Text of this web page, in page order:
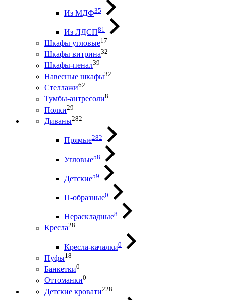
Из МДФ35
Из ЛДСП81
Шкафы угловые17
Шкафы витрина32
Шкафы-пенал39
Навесные шкафы32
Стеллажи62
Тумбы-антресоли8
Полки29
Диваны282
Прямые282
Угловые58
Детские59
П-образные0
Нераскладные8
Кресла28
Кресла-качалки0
Пуфы18
Банкетки0
Оттоманки0
Детские кровати228